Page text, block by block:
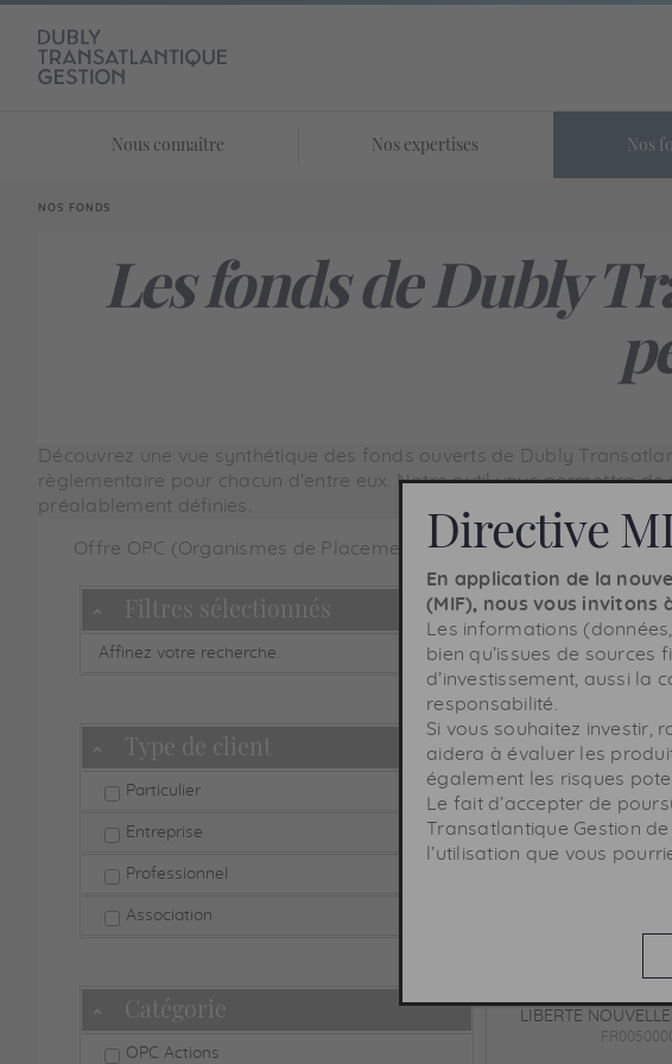
Nous connaître Nos expertises Nos
Vous êtes ici:
NOS FONDS
Les fonds de Dubly
Découvrez une vue synthétique des fonds ouverts de Dubly
règlementaire pour chacun d'entre eux. Notre outil vous permettra
préalablement définies.
Offre OPC (Organismes de Placement Collectif)
Masquer
Filtres sélectionnés
Affinez votre recherche.
Masquer
Type de client
Particulier
Entreprise
Professionnel
Association
Masquer
Catégorie
OPC Actions
OPC ACTIONS
LIBERTE
Horizon de
placement
Constituer,
Accéder à la
LIBERTE
Directive
En application de la
(MIF), nous vous invitons
Les informations
bien qu’issues de sources
d’investissement, aussi la
responsabilité.
Si vous souhaitez investir,
aidera à évaluer les
également les risques
Le fait d’accepter de
Transatlantique Gestion
l’utilisation que vous